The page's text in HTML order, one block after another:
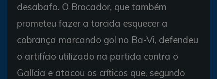
desabafo. O Brocador, que também
prometeu fazer a torcida esquecer a
cobrança marcando gol no Ba-Vi, defendeu
o artifício utilizado na partida contra o
Galícia e atacou os críticos que, segundo